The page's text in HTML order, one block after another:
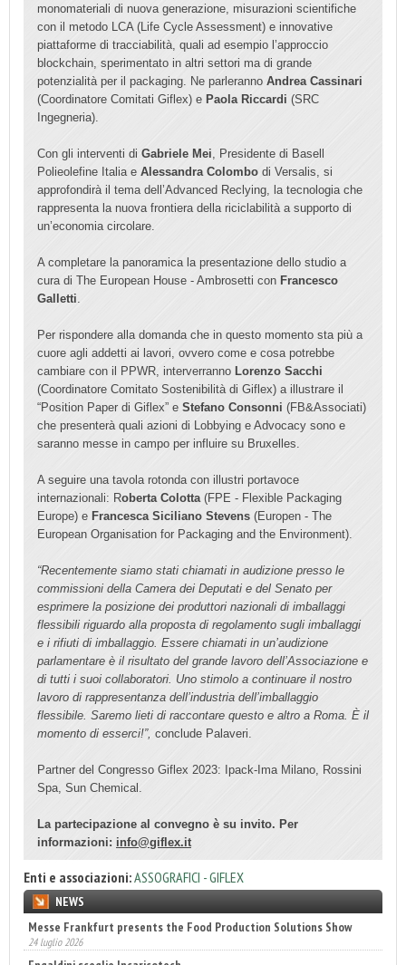
monomateriali di nuova generazione, misurazioni scientifiche
con il metodo LCA (Life Cycle Assessment) e innovative
piattaforme di tracciabilità, quali ad esempio l’approccio
blockchain, sperimentato in altri settori ma di grande
potenzialità per il packaging. Ne parleranno Andrea Cassinari
(Coordinatore Comitati Giflex) e Paola Riccardi (SRC
Ingegneria).
Con gli interventi di Gabriele Mei , Presidente di Basell
Polieolefine Italia e Alessandra Colombo di Versalis, si
approfondirà il tema dell’Advanced Reclying, la tecnologia che
rappresenta la nuova frontiera della riciclabilità a supporto di
un’economia circolare.
A completare la panoramica la presentazione dello studio a
cura di The European House - Ambrosetti con Francesco
Galletti
Per rispondere alla domanda che in questo momento sta più a
cuore agli addetti ai lavori, ovvero come e cosa potrebbe
cambiare con il PPWR, interverranno Lorenzo Sacchi
(Coordinatore Comitato Sostenibilità di Giflex) a illustrare il
“Position Paper di Giflex” e Stefano Consonni (FB&Associati)
che presenterà quali azioni di Lobbying e Advocacy sono e
saranno messe in campo per influire su Bruxelles.
A seguire una tavola rotonda con illustri portavoce
internazionali: Roberta Colotta (FPE - Flexible Packaging
Europe) e Francesca Siciliano Stevens (Europen - The
European Organisation for Packaging and the Environment).
“Recentemente siamo stati chiamati in audizione presso le
commissioni della Camera dei Deputati e del Senato per
esprimere la posizione dei produttori nazionali di imballaggi
flessibili riguardo alla proposta di regolamento sugli imballaggi
e i rifiuti di imballaggio. Essere chiamati in un’audizione
parlamentare è il risultato del grande lavoro dell’Associazione e
di tutti i suoi collaboratori. Uno stimolo a continuare il nostro
lavoro di rappresentanza dell’industria dell’imballaggio
flessibile. Saremo lieti di raccontare questo e altro a Roma. È il
momento di esserci!”, conclude Palaveri.
Partner del Congresso Giflex 2023: Ipack-Ima Milano, Rossini
Spa, Sun Chemical.
La partecipazione al convegno è su invito. Per
informazioni: info@giflex.it
Enti e associazioni:ASSOGRAFICI - GIFLEX
NEWS
Engaldini sceglie Incaricotech
22 luglio 2026